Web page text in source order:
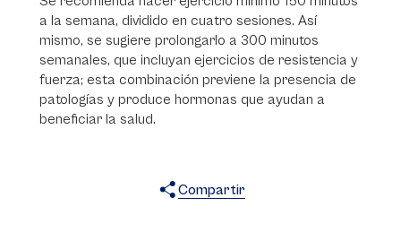
a la semana, dividido en cuatro sesiones. Así
mismo, se sugiere prolongarlo a 300 minutos
semanales, que incluyan ejercicios de resistencia y
fuerza; esta combinación previene la presencia de
patologías y produce hormonas que ayudan a
beneficiar la salud.
Compartir